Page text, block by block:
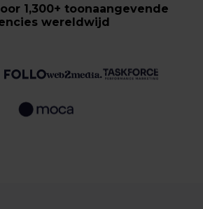
1,300+ toonaangevende
wereldwijd